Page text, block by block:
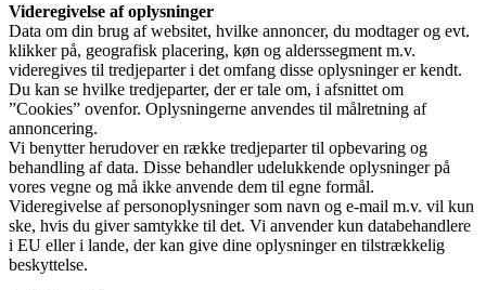
Videregivelse af oplysninger
Data om din brug af websitet, hvilke annoncer, du modtager og evt.
klikker på, geografisk placering, køn og alderssegment m.v.
videregives til tredjeparter i det omfang disse oplysninger er kendt.
Du kan se hvilke tredjeparter, der er tale om, i afsnittet om
”Cookies” ovenfor. Oplysningerne anvendes til målretning af
annoncering.
Vi benytter herudover en række tredjeparter til opbevaring og
behandling af data. Disse behandler udelukkende oplysninger på
vores vegne og må ikke anvende dem til egne formål.
Videregivelse af personoplysninger som navn og e-mail m.v. vil kun
ske, hvis du giver samtykke til det. Vi anvender kun databehandlere
i EU eller i lande, der kan give dine oplysninger en tilstrækkelig
beskyttelse.